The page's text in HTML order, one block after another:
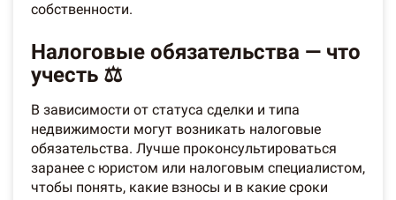
собственности.
Налоговые обязательства — что
учесть ⚖️
В зависимости от статуса сделки и типа
недвижимости могут возникать налоговые
обязательства. Лучше проконсультироваться
заранее с юристом или налоговым специалистом,
чтобы понять, какие взносы и в какие сроки